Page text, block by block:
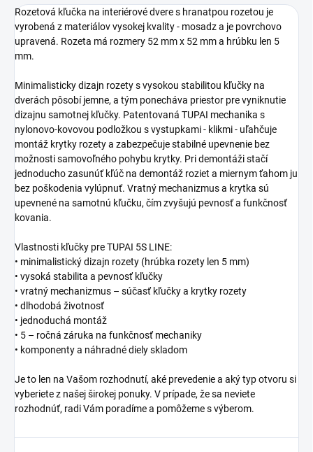
Rozetová kľučka na interiérové dvere s hranatpou rozetou je
vyrobená z materiálov vysokej kvality - mosadz a je povrchovo
upravená. Rozeta má rozmery 52 mm x 52 mm a hrúbku len 5
mm.
Minimalisticky dizajn rozety s vysokou stabilitou kľučky na
dverách pôsobí jemne, a tým ponecháva priestor pre vyniknutie
dizajnu samotnej kľučky. Patentovaná TUPAI mechanika s
nylonovo-kovovou podložkou s vystupkami - klikmi - uľahčuje
montáž krytky rozety a zabezpečuje stabilné upevnenie bez
možnosti samovoľného pohybu krytky. Pri demontáži stačí
jednoducho zasunúť kľúč na demontáž roziet a miernym ťahom ju
bez poškodenia vylúpnuť. Vratný mechanizmus a krytka sú
upevnené na samotnú kľučku, čím zvyšujú pevnosť a funkčnosť
kovania.
Vlastnosti kľučky pre TUPAI 5S LINE:
• minimalistický dizajn rozety (hrúbka rozety len 5 mm)
• vysoká stabilita a pevnosť kľučky
• vratný mechanizmus – súčasť kľučky a krytky rozety
• dlhodobá životnosť
• jednoduchá montáž
• 5 – ročná záruka na funkčnosť mechaniky
• komponenty a náhradné diely skladom
Je to len na Vašom rozhodnutí, aké prevedenie a aký typ otvoru si
vyberiete z našej širokej ponuky. V prípade, že sa neviete
rozhodnúť, radi Vám poradíme a pomôžeme s výberom.